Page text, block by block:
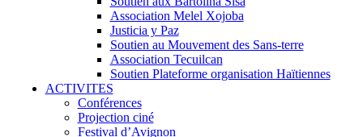
Association Melel Xojoba
Justicia y Paz
Soutien au Mouvement des Sans-terre
Association Tecuilcan
Soutien Plateforme organisation Haïtiennes
ACTIVITES
Conférences
Projection ciné
Festival d’Avignon